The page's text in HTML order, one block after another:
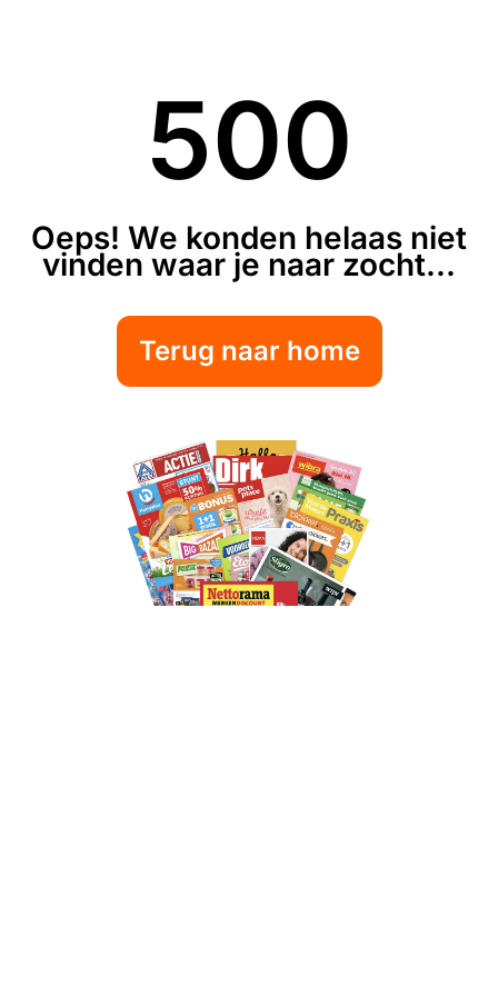
500
Oeps! We konden helaas niet
vinden waar je naar zocht...
Terug naar home